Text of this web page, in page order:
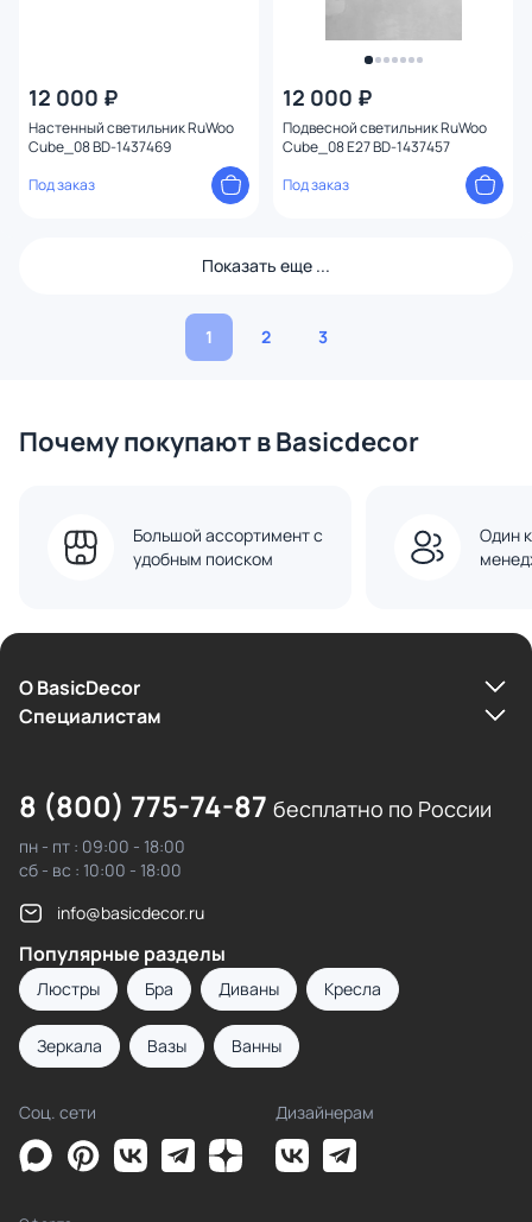
12 000 ₽
Настенный светильник RuWoo
Cube_08 BD-1437469
Под заказ
12 000 ₽
Подвесной светильник RuWoo
Cube_08 E27 BD-1437457
Под заказ
Показать еще ...
1 2 3
Почему покупают в Basicdecor
Большой ассортимент с
удобным поиском
Один
О BasicDecor
Cпециалистам
8 (800) 775-74-87 бесплатно по России
пн - пт : 09:00 - 18:00
сб - вс : 10:00 - 18:00
info@basicdecor.ru
Популярные разделы
Люстры Бра Диваны Кресла
Зеркала Вазы Ванны
Соц. сети Дизайнерам